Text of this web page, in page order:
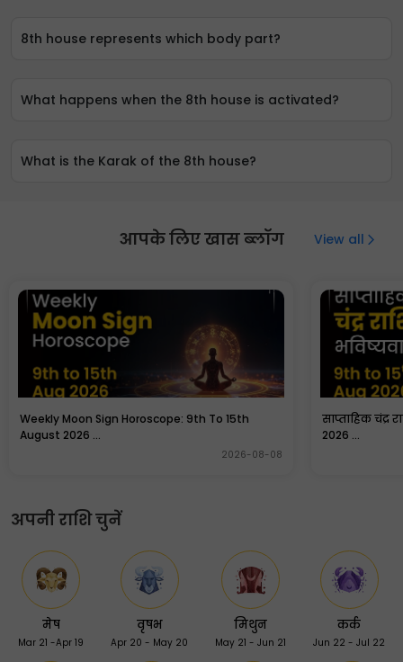
8th house represents which body part?
What happens when the 8th house is activated?
What is the Karak of the 8th house?
आपके लिए खास ब्लॉग View all
Weekly Moon Sign Horoscope: 9th To 15th
August 2026 ...
2026-08-08
साप्ताहिक चंद्र
2026 ...
अपनी राशि चुनें
मेष
Mar 21 -Apr 19
वृषभ
Apr 20 - May 20
मिथुन
May 21 - Jun 21
कर्क
Jun 22 - Jul 22